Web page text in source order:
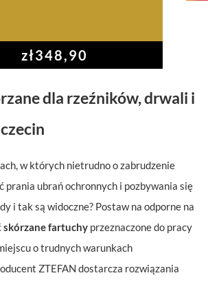
zł348,90
dla rzeźników, drwali i
w których nietrudno o zabrudzenie
prania ubrań ochronnych i pozbywania się
i tak są widoczne? Postaw na odporne na
skórzane fartuchy przeznaczone do pracy
o trudnych warunkach
ZTEFAN dostarcza rozwiązania